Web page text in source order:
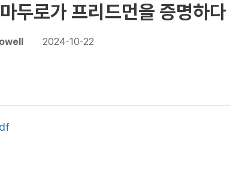
두로가 프리드먼을 증명하다
2024-10-22